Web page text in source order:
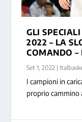
GLI
2022 – LA
COMANDO –
Set 1, 2022 |
I campioni in
proprio cammino